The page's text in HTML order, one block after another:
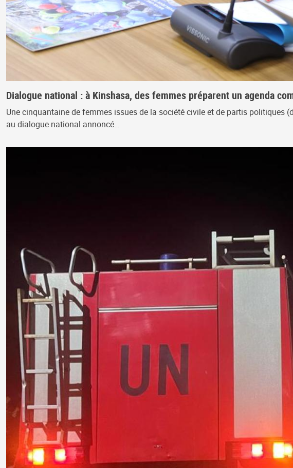
Dialogue national : à Kinshasa, des femmes préparent un agenda
Une cinquantaine de femmes issues de la société civile et de partis politiques
au dialogue national annoncé…